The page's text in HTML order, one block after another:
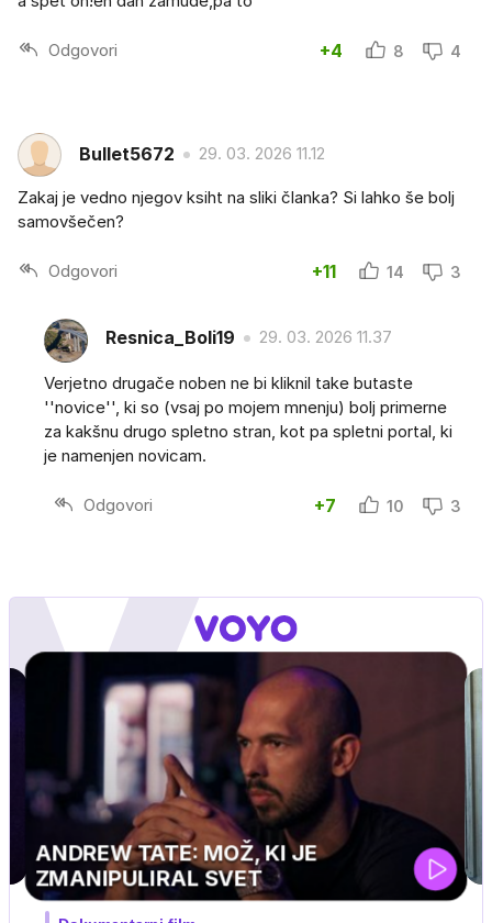
Odgovori +4 8 4
Bullet5672 29. 03. 2026 11.12
Zakaj je vedno njegov ksiht na sliki članka? Si lahko še bolj
samovšečen?
Odgovori +11 14 3
Resnica_Boli19 29. 03. 2026 11.37
Verjetno drugače noben ne bi kliknil take butaste
''novice'', ki so (vsaj po mojem mnenju) bolj primerne
za kakšnu drugo spletno stran, kot pa spletni portal, ki
je namenjen novicam.
Odgovori +7 10 3